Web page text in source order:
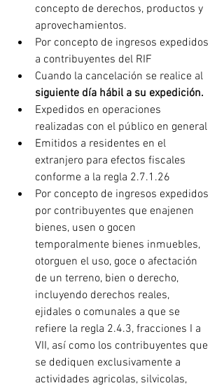
concepto de derechos, productos y
aprovechamientos.
Por concepto de ingresos expedidos
a contribuyentes del RIF
Cuando la cancelación se realice al
siguiente día hábil a su expedición.
Expedidos en operaciones
realizadas con el público en general
Emitidos a residentes en el
extranjero para efectos fiscales
conforme a la regla 2.7.1.26
Por concepto de ingresos expedidos
por contribuyentes que enajenen
bienes, usen o gocen
temporalmente bienes inmuebles,
otorguen el uso, goce o afectación
de un terreno, bien o derecho,
incluyendo derechos reales,
ejidales o comunales a que se
refiere la regla 2.4.3, fracciones I a
VII, así como los contribuyentes que
se dediquen exclusivamente a
actividades agricolas, silvicolas,